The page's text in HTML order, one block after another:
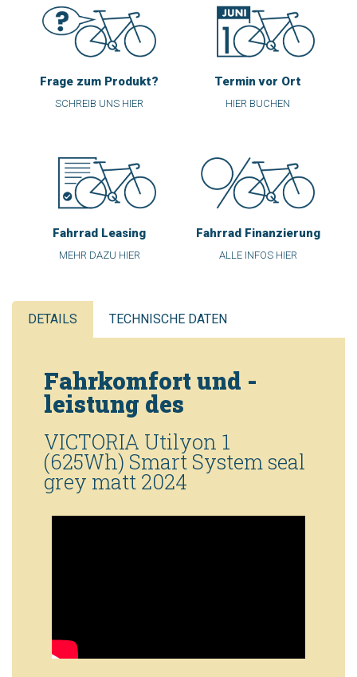
Frage zum Produkt?
SCHREIB UNS HIER
Termin vor Ort
HIER BUCHEN
Fahrrad Leasing
MEHR DAZU HIER
Fahrrad Finanzierung
ALLE INFOS HIER
DETAILS TECHNISCHE DATEN
Fahrkomfort und -
leistung des
VICTORIA Utilyon 1
(625Wh) Smart System seal
grey matt 2024